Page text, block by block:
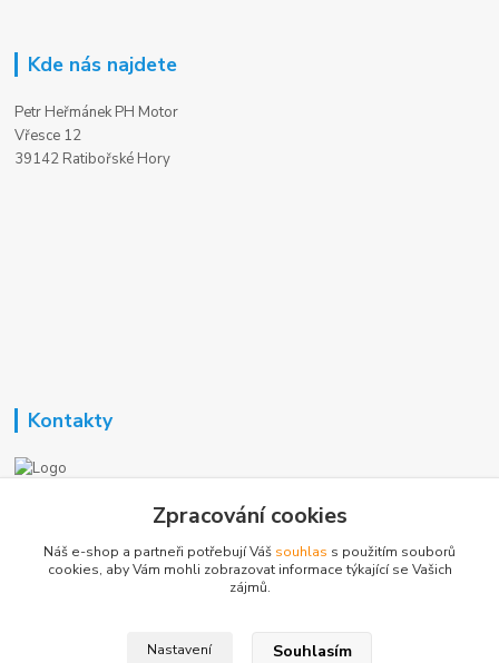
Kde nás najdete
Petr Heřmánek PH Motor
Vřesce 12
39142 Ratibořské Hory
Kontakty
+420 723 362 738
Zpracování cookies
Náš e-shop a partneři potřebují Váš souhlas s použitím souborů
cookies, aby Vám mohli zobrazovat informace týkající se Vašich
zájmů.
Nastavení Souhlasím